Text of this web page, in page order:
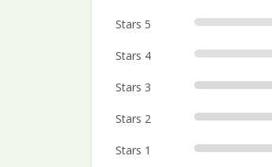
Stars 5
Stars 4
Stars 3
Stars 2
Stars 1